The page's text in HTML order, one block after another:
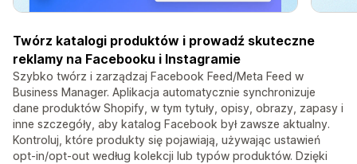
Twórz katalogi produktów i prowadź skuteczne
reklamy na Facebooku i Instagramie
Szybko twórz i zarządzaj Facebook Feed/Meta Feed w
Business Manager. Aplikacja automatycznie synchronizuje
dane produktów Shopify, w tym tytuły, opisy, obrazy, zapasy i
inne szczegóły, aby katalog Facebook był zawsze aktualny.
Kontroluj, które produkty się pojawiają, używając ustawień
opt-in/opt-out według kolekcji lub typów produktów. Dzięki